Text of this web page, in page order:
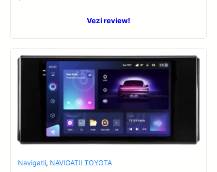
Vezi review!
Navigatii, NAVIGATII TOYOTA